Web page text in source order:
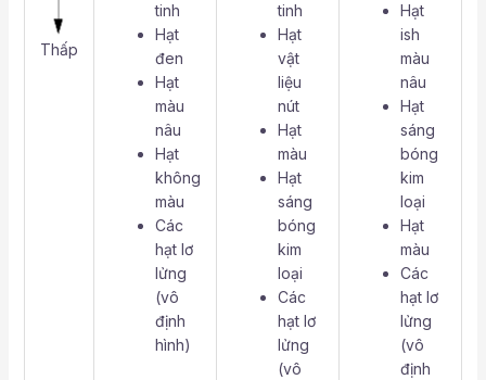
Thấp
tinh
Hạt
đen
Hạt
màu
nâu
Hạt
không
màu
Các
hạt lơ
lửng
(vô
định
hình)
tinh
Hạt
vật
liệu
nút
Hạt
màu
Hạt
sáng
bóng
kim
loại
Các
hạt lơ
lửng
(vô
Hạt
ish
màu
nâu
Hạt
sáng
bóng
kim
loại
Hạt
màu
Các
hạt lơ
lửng
(vô
định